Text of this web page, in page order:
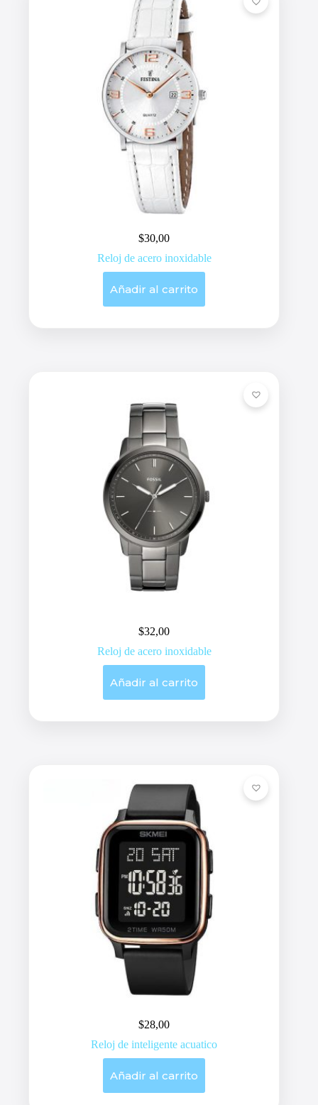
$30,00
Reloj de acero inoxidable
Añadir al carrito
$32,00
Reloj de acero inoxidable
Añadir al carrito
$28,00
Reloj de inteligente acuatico
Añadir al carrito